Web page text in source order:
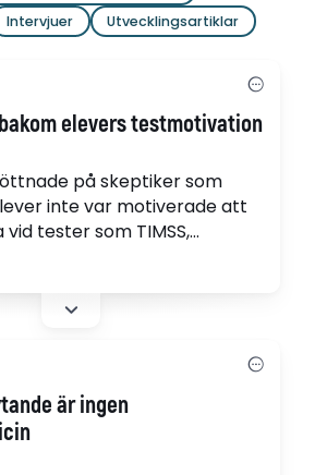
Intervjuer Utvecklingsartiklar
elevers testmotivation
på skeptiker som
inte var motiverade att
tester som TIMSS,
inte påverkade betygen.
sig för att undersöka hur det
till med elevernas
är ingen